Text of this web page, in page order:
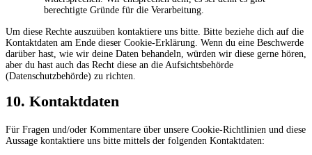
berechtigte Gründe für die Verarbeitung.
Um diese Rechte auszuüben kontaktiere uns bitte. Bitte beziehe dich auf die
Kontaktdaten am Ende dieser Cookie-Erklärung. Wenn du eine Beschwerde
darüber hast, wie wir deine Daten behandeln, würden wir diese gerne hören,
aber du hast auch das Recht diese an die Aufsichtsbehörde
(Datenschutzbehörde) zu richten.
10. Kontaktdaten
Für Fragen und/oder Kommentare über unsere Cookie-Richtlinien und diese
Aussage kontaktiere uns bitte mittels der folgenden Kontaktdaten: